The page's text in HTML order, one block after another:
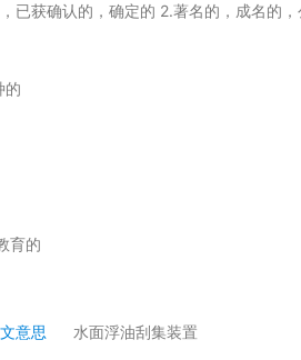
已获确认的，确定的 2.著名的，成名的
的
育的
意思
水面浮油刮集装置